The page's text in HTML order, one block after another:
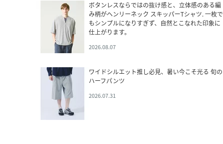
ボタンレスならではの抜け感と、立体感のある編
み柄がヘンリーネック スキッパーTシャツ. 一枚で
もシンプルになりすぎず、自然とこなれた印象に
仕上がります。
2026.08.07
ワイドシルエット推し必見、暑い今こそ光る 旬の
ハーフパンツ
2026.07.31